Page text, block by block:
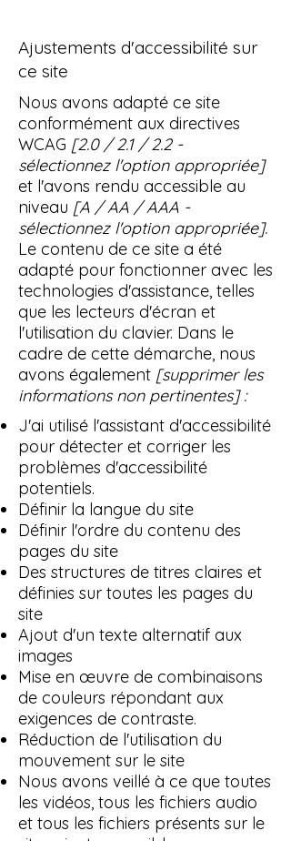
Ajustements d'accessibilité sur
ce site
Nous avons adapté ce site
conformément aux directives
WCAG [2.0 / 2.1 / 2.2 -
sélectionnez l'option appropriée]
et l'avons rendu accessible au
niveau [A / AA / AAA -
sélectionnez l'option appropriée].
Le contenu de ce site a été
adapté pour fonctionner avec les
technologies d'assistance, telles
que les lecteurs d'écran et
l'utilisation du clavier. Dans le
cadre de cette démarche, nous
avons également [supprimer les
informations non pertinentes] :
J'ai utilisé l'assistant d'accessibilité
pour détecter et corriger les
problèmes d'accessibilité
potentiels.
Définir la langue du site
Définir l'ordre du contenu des
pages du site
Des structures de titres claires et
définies sur toutes les pages du
site
Ajout d'un texte alternatif aux
images
Mise en œuvre de combinaisons
de couleurs répondant aux
exigences de contraste.
Réduction de l'utilisation du
mouvement sur le site
Nous avons veillé à ce que toutes
les vidéos, tous les fichiers audio
et tous les fichiers présents sur le